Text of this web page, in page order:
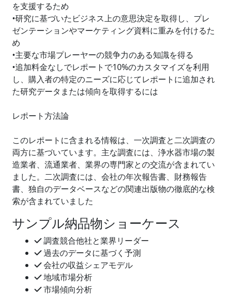
を支援するため
•研究に基づいたビジネス上の意思決定を取得し、プレ
ゼンテーションやマーケティング資料に重みを付けるた
め
•主要な市場プレーヤーの競争力のある知識を得る
•追加料金なしでレポートで10%のカスタマイズを利用
し、購入者の特定のニーズに応じてレポートに追加され
た研究データまたは傾向を取得するには
レポート方法論
このレポートに含まれる情報は、一次調査と二次調査の
両方に基づいています。主な調査には、浄水器市場の製
造業者、流通業者、業界の専門家との交流が含まれてい
ました。二次調査には、会社の年次報告書、財務報告
書、独自のデータベースなどの関連出版物の徹底的な検
索が含まれていました
サンプル納品物ショーケース
調査競合他社と業界リーダー
過去のデータに基づく予測
会社の収益シェアモデル
地域市場分析
市場傾向分析